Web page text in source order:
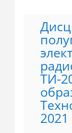
ТИ-
2021